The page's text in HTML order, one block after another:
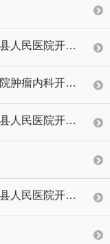
郑州大学第五附属医院专家团莅临扶沟县人民医院开展大型义诊活动
河南省肿瘤医院专家团在扶沟县人民医院肿瘤内科开展长期义诊活动
爱护眼睛、讲卫生，健康成长——扶沟县人民医院开展健康教育进校园活动
郑州大学第五附属医院专家团莅临扶沟县人民医院开展大型义诊活动